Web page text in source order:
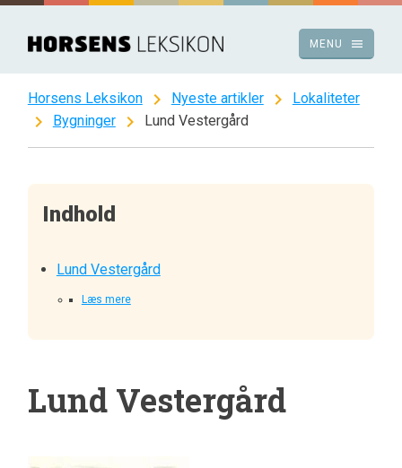
Spring
indhold
menu
MENU
Horsens Leksikon chevron_right Nyeste artikler chevron_right Lokaliteter
chevron_right Bygninger chevron_right Lund Vestergård
Indhold
Lund Vestergård
Læs mere
Lund Vestergård